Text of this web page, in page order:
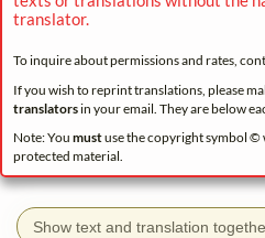
translator.
To inquire about permissions and rates,
If you wish to reprint translations, please
translatorsin your email. They are below
Note: You mustuse the copyright symbol
protected material.
Show text and translation